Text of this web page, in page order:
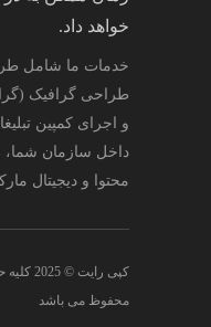
خواهد داد.
خدمات ما شامل
طراحی گرافیک
و اجرای کمپین
داخل سازمان شما،
محتوا و دیجیتال
کپی
محفوظ می باشد